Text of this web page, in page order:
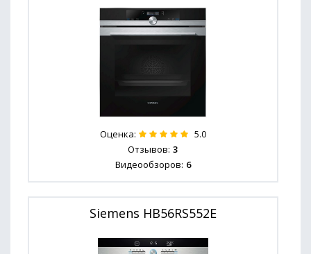
Оценка: 5.0
Отзывов: 3
Видеообзоров: 6
Siemens HB56RS552E